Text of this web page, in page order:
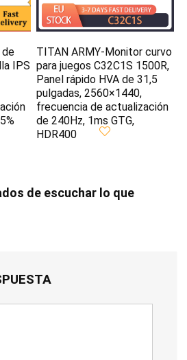
de
IPS
TITAN ARMY-Monitor curvo
para juegos C32C1S 1500R,
Panel rápido HVA de 31,5
pulgadas, 2560×1440,
frecuencia de actualización
de 240Hz, 1ms GTG,
HDR400
de escuchar lo que